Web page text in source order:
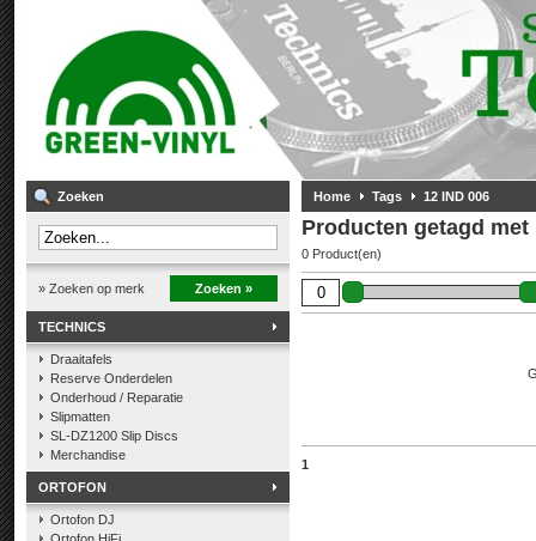
Zoeken
» Zoeken op merk Zoeken »
TECHNICS
Draaitafels
Reserve Onderdelen
Onderhoud / Reparatie
Slipmatten
SL-DZ1200 Slip Discs
Merchandise
ORTOFON
Ortofon DJ
Home Tags 12 IND 006
Producten getagd met
0 Product(en)
1